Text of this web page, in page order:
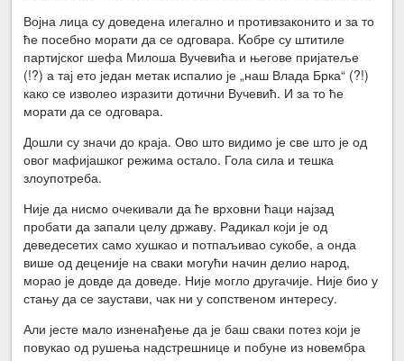
Војна лица су доведена илегално и противзаконито и за то
ће посебно морати да се одговара. Kобре су штитиле
партијског шефа Милоша Вучевића и његове пријатеље
(!?) а тај ето један метак испалио је „наш Влада Брка“ (?!)
како се изволео изразити дотични Вучевић. И за то ће
морати да се одговара.
Дошли су значи до краја. Ово што видимо је све што је од
овог мафијашког режима остало. Гола сила и тешка
злоупотреба.
Није да нисмо очекивали да ће врховни ћаци најзад
пробати да запали целу државу. Радикал који је од
деведесетих само хушкао и потпаљивао сукобе, а онда
више од деценије на сваки могући начин делио народ,
морао је довде да доведе. Није могло другачије. Није био у
стању да се заустави, чак ни у сопственом интересу.
Али јесте мало изненађење да је баш сваки потез који је
повукао од рушења надстрешнице и побуне из новембра